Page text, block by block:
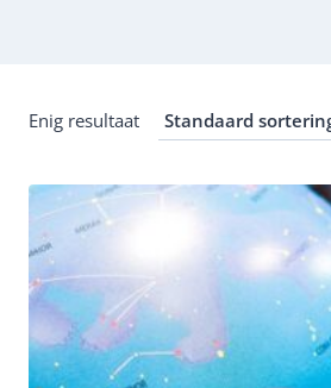
Enig resultaat